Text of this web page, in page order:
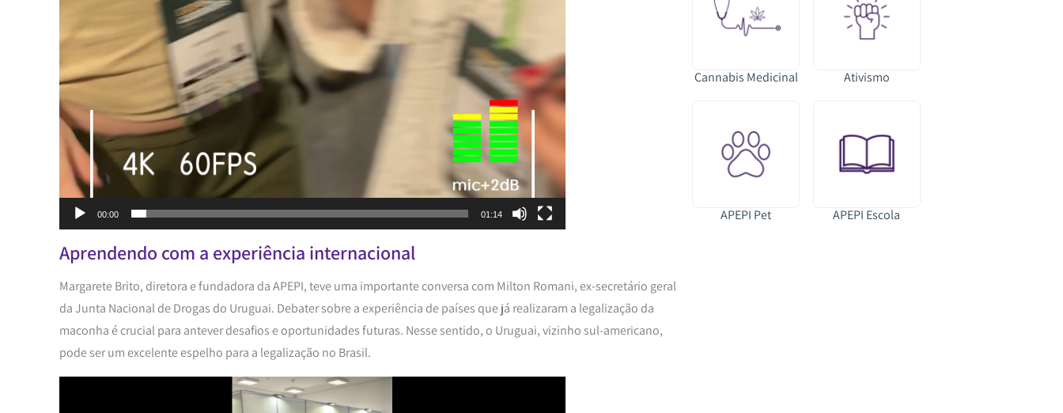
Cannabis Medicinal Ativismo
APEPI Pet APEPI Escola
00:00 01:14
Aprendendo com a experiência internacional
Margarete Brito, diretora e fundadora da APEPI, teve uma importante conversa com Milton Romani, ex-secretário geral
da Junta Nacional de Drogas do Uruguai. Debater sobre a experiência de países que já realizaram a legalização da
maconha é crucial para antever desafios e oportunidades futuras. Nesse sentido, o Uruguai, vizinho sul-americano,
pode ser um excelente espelho para a legalização no Brasil.